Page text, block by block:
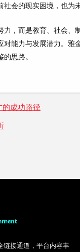
会的现实困境，也为
，而是教育、社会
能力与发展潜力。
思路。
的成功路径
链接通道，平台内容丰